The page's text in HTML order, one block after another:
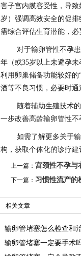
害子宫内膜容受性，导
岁）强调高效安全的促排
需综合评估生育潜能，必
对于输卵管性不孕
年（或35岁以上未避孕
利用卵巢储备功能较好
酒等不良习惯，必要时通
随着辅助生殖技术
一步改善高龄输卵管性不
如需了解更多关于
构，获取个体化的诊疗建
上一篇： 宫颈性不孕与
下一篇： 习惯性流产的
相关文章
输卵管堵塞怎么检查和
普指南
输卵管堵塞一定要手术